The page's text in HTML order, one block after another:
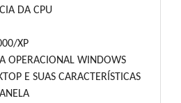
DA CPU
XP
OPERACIONAL WINDOWS
E SUAS CARACTERÍSTICAS